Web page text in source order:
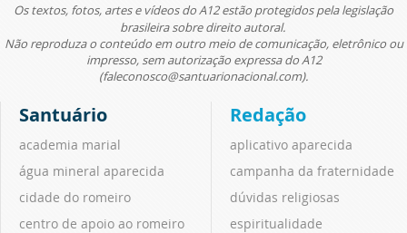
Os textos, fotos, artes e vídeos do A12 estão protegidos pela legislação
brasileira sobre direito autoral.
Não reproduza o conteúdo em outro meio de comunicação, eletrônico ou
impresso, sem autorização expressa do A12
(faleconosco@santuarionacional.com).
Santuário
academia marial
água mineral aparecida
cidade do romeiro
centro de apoio ao romeiro
Redação
aplicativo aparecida
campanha da fraternidade
dúvidas religiosas
espiritualidade